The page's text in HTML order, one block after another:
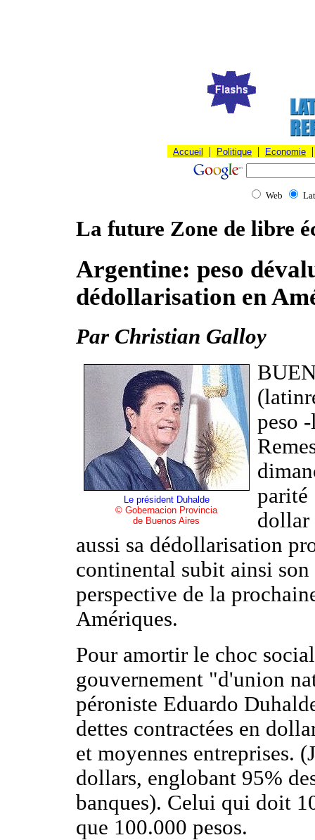
Accueil | Politique | Economie |
Web
La future Zone de libre
Argentine: peso
dédollarisation en
Par Christian Galloy
Le président Duhalde
© Gobernacion Provincia
de Buenos Aires
peso
parité
dollar
aussi sa dédollarisation
continental subit ainsi son
perspective de la
Amériques.
Pour amortir le choc
gouvernement "d'union
péroniste Eduardo
dettes contractées en
et moyennes entreprises.
dollars, englobant 95%
banques). Celui qui doit
que 100.000 pesos.